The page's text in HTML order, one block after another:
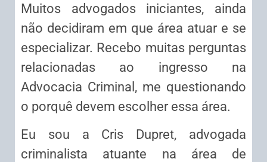
Muitos advogados iniciantes, ainda
não decidiram em que área atuar e se
especializar. Recebo muitas perguntas
relacionadas ao ingresso na
Advocacia Criminal, me questionando
o porquê devem escolher essa área.
Eu sou a Cris Dupret, advogada
criminalista atuante na área de